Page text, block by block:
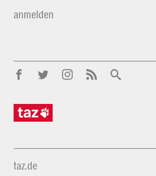
anmelden
taz.de